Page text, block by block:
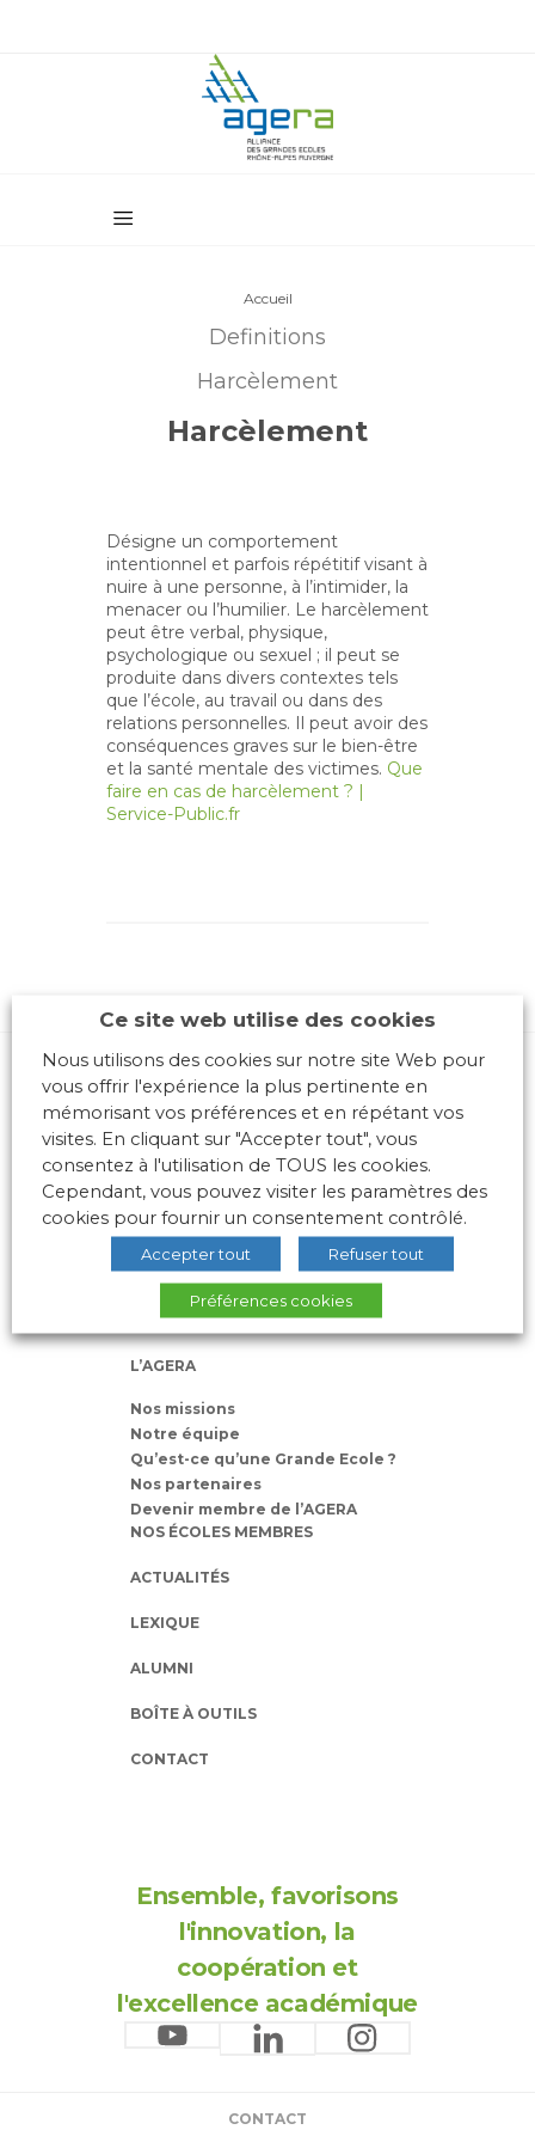
Accueil
Definitions
Harcèlement
Harcèlement
Désigne un comportement
intentionnel et parfois répétitif visant à
nuire à une personne, à l’intimider, la
menacer ou l’humilier. Le harcèlement
peut être verbal, physique,
psychologique ou sexuel ; il peut se
produite dans divers contextes tels
que l’école, au travail ou dans des
relations personnelles. Il peut avoir des
conséquences graves sur le bien-être
et la santé mentale des victimes. Que
faire en cas de harcèlement ? |
Service-Public.fr
10 place des Archives – Bât G –
69288 LYON Cedex 02
Association loi 1901
L’AGERA
Nos missions
Notre équipe
Qu’est-ce qu’une Grande Ecole ?
Nos partenaires
Devenir membre de l’AGERA
NOS ÉCOLES MEMBRES
ACTUALITÉS
LEXIQUE
ALUMNI
BOÎTE À OUTILS
CONTACT
Ensemble, favorisons
l'innovation, la
coopération et
l'excellence académique
CONTACT
Ce site web utilise des cookies
Nous utilisons des cookies sur notre site Web pour
vous offrir l'expérience la plus pertinente en
mémorisant vos préférences et en répétant vos
visites. En cliquant sur "Accepter tout", vous
consentez à l'utilisation de TOUS les cookies.
Cependant, vous pouvez visiter les paramètres des
cookies pour fournir un consentement contrôlé.
Accepter tout Refuser tout
Préférences cookies